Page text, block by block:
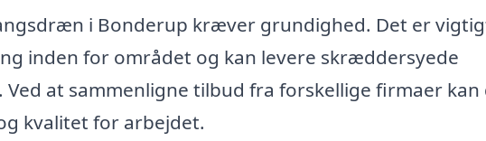
i Bonderup kræver grundighed. Det er
inden for området og kan levere skræddersyede
at sammenligne tilbud fra forskellige firmaer kan
kvalitet for arbejdet.